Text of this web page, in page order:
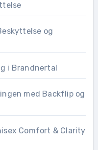
og
i Brandnertal
med Backflip og
Comfort & Clarity